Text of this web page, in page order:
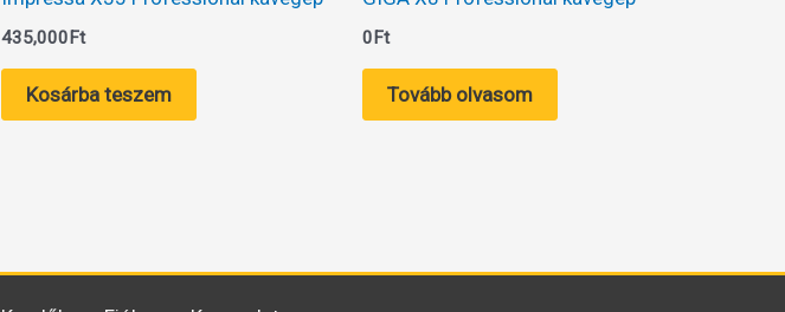
435,000Ft
Kosárba teszem
0Ft
Tovább olvasom